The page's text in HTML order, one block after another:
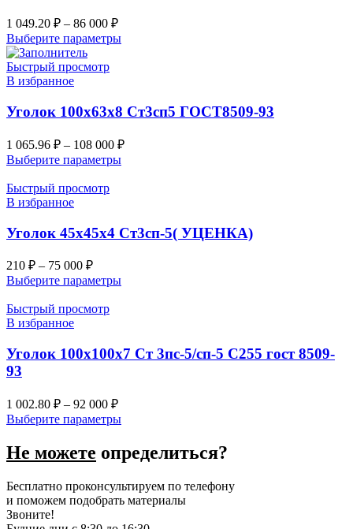
1 049.20 ₽ – 86 000 ₽
Выберите параметры
Быстрый просмотр
В избранное
Уголок 100х63х8 Ст3сп5 ГОСТ8509-93
1 065.96 ₽ – 108 000 ₽
Выберите параметры
Быстрый просмотр
В избранное
Уголок 45х45х4 Ст3сп-5( УЦЕНКА)
210 ₽ – 75 000 ₽
Выберите параметры
Быстрый просмотр
В избранное
Уголок 100х100х7 Ст 3пс-5/сп-5 С255 гост 8509-
93
1 002.80 ₽ – 92 000 ₽
Выберите параметры
Не можете определиться?
Бесплатно проконсультируем по телефону
и поможем подобрать материалы
Звоните!